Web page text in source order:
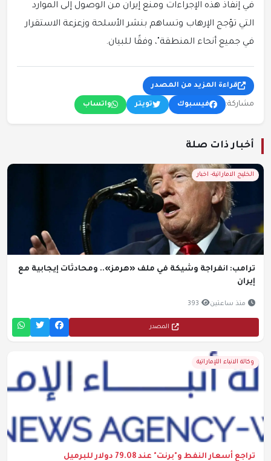
في إنفاذ هذه الإجراءات ومنع إيران من الوصول إلى الموارد
التي تؤجج الإرهاب وتساهم بنشر الأسلحة وزعزعة الاستقرار
في جميع أنحاء المنطقة"، وفقًا للبيان.
قراءة المزيد من المصدر
مشاركة: فيسبوك تويتر واتساب
أخبار ذات صلة
الخليج الاماراتية- اخبار
ترامب: انفراجة وشيكة في ملف «هرمز».. ومحادثات إيجابية مع
إيران
منذ ساعتين 393
المصدر
وكالة الانباء اللإماراتية
تراجع أسعار النفط و"برنت" عند 79.08 دولار للبرميل